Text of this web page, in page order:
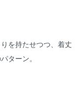
を持たせつつ、着丈
ターン。